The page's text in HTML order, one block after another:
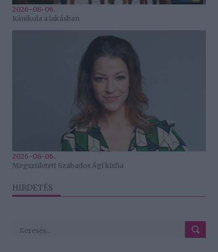
2026-08-06.
Kánikula a lakásban
2026-08-06.
Megszületett Szabados Ági kisfia
HIRDETÉS